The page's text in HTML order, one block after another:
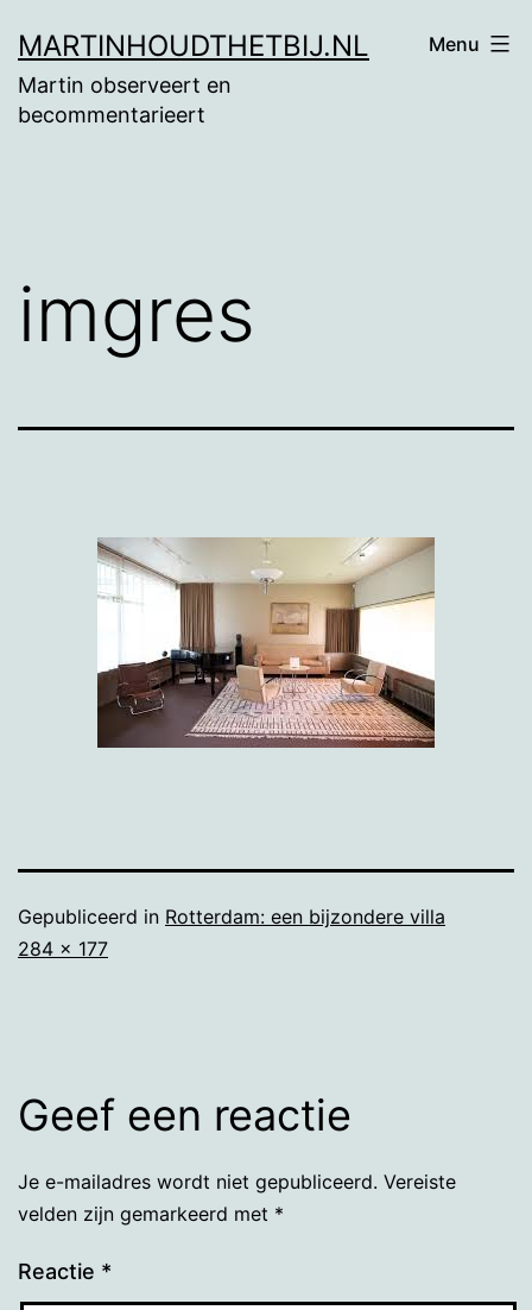
naar
de
MARTINHOUDTHETBIJ.NL
Martin observeert en
becommentarieert
Menu
imgres
Gepubliceerd in Rotterdam: een bijzondere villa
Volledige
284 × 177
Geef een reactie
Je e-mailadres wordt niet gepubliceerd. Vereiste
velden zijn gemarkeerd met *
Reactie *